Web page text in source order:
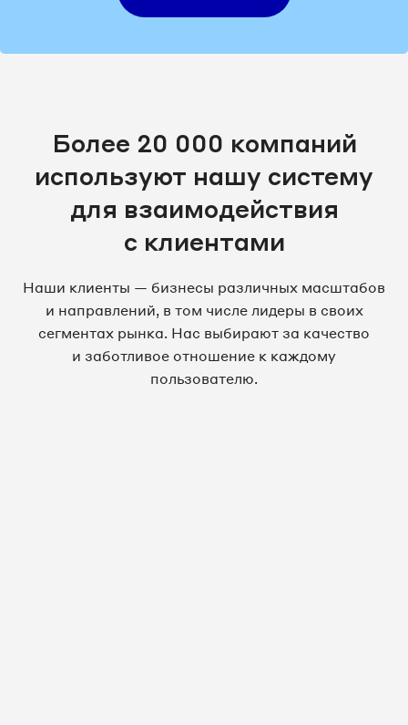
Более 20 000 компаний
используют нашу систему
для взаимодействия
с клиентами
Наши клиенты — бизнесы различных масштабов
и направлений, в том числе лидеры в своих
сегментах рынка. Нас выбирают за качество
и заботливое отношение к каждому
пользователю.